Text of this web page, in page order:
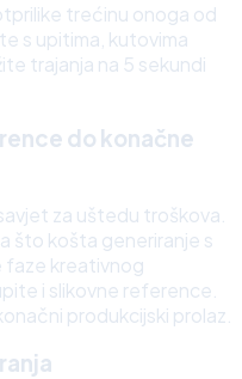
trećinu onoga od
s upitima, kutovima
trajanja na 5 sekundi
do konačne
za uštedu troškova.
što košta generiranje s
faze kreativnog
i slikovne reference.
produkcijski prolaz.